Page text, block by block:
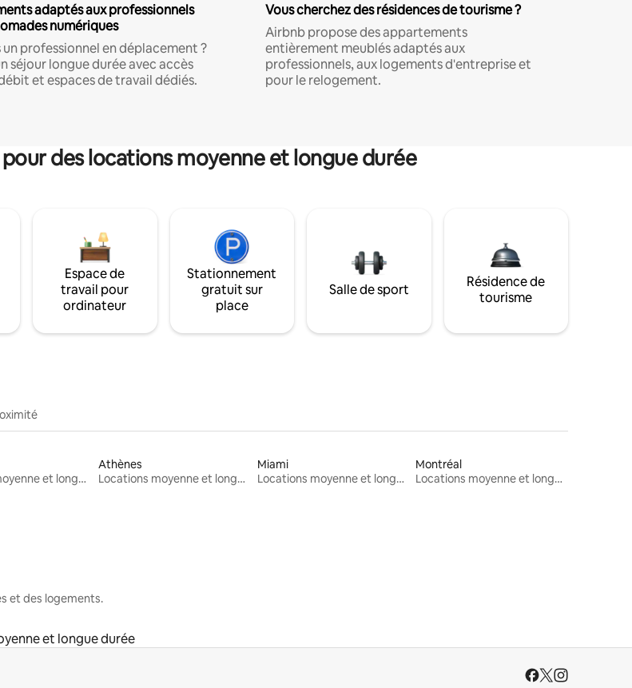
adaptés aux professionnels
numériques
un professionnel en déplacement ?
séjour longue durée avec accès
et espaces de travail dédiés.
Vous cherchez des résidences de tourisme ?
Airbnb propose des appartements
entièrement meublés adaptés aux
professionnels, aux logements d'entreprise et
pour le relogement.
des locations moyenne et longue durée
Espace de
travail pour
ordinateur
Stationnement
gratuit sur
place
Salle de sport
Résidence de
tourisme
Locations moyenne et longue durée
Athènes
Locations moyenne et longue durée
Miami
Locations moyenne et longue durée
Montréal
Locations moyenne et longue durée
et des logements.
et longue durée